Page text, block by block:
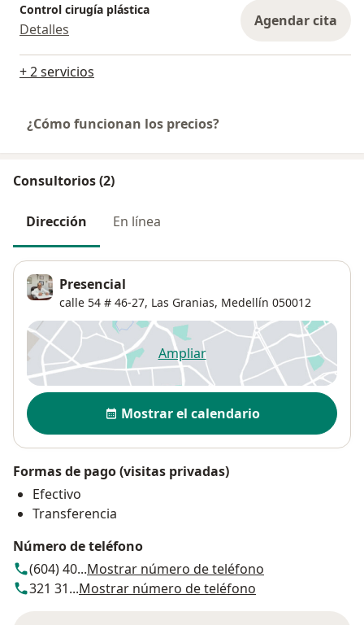
Control cirugía plástica
Detalles Agendar cita
+ 2 servicios
¿Cómo funcionan los precios?
Consultorios (2)
Dirección En línea
Presencial
calle 54 # 46-27, Las Granias, Medellín 050012
Ampliarse abre en una nueva
Disponibilidad
Mostrar el calendario
Formas de pago (visitas privadas)
Efectivo
Transferencia
Número de teléfono
(604) 40...Mostrar número de teléfono
321 31...Mostrar número de teléfono